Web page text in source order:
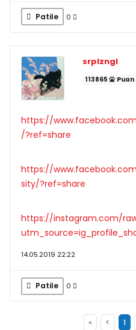
Patile 0
srplzngl
113865 Puan
https://
/?ref=share
https://
sity/?ref=share
https://instagram.com/
14.05.2019 22:22
Patile 0
« < 1